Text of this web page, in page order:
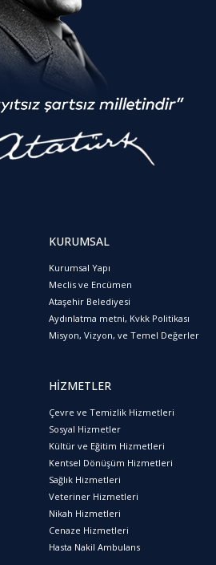
KURUMSAL
Kurumsal Yapı
Meclis ve Encümen
Ataşehir Belediyesi
Aydınlatma metni, Kvkk Politikası
Misyon, Vizyon, ve Temel Değerler
HİZMETLER
Çevre ve Temizlik Hizmetleri
Sosyal Hizmetler
Kültür ve Eğitim Hizmetleri
Kentsel Dönüşüm Hizmetleri
Sağlık Hizmetleri
Veteriner Hizmetleri
Nikah Hizmetleri
Cenaze Hizmetleri
Hasta Nakil Ambulans